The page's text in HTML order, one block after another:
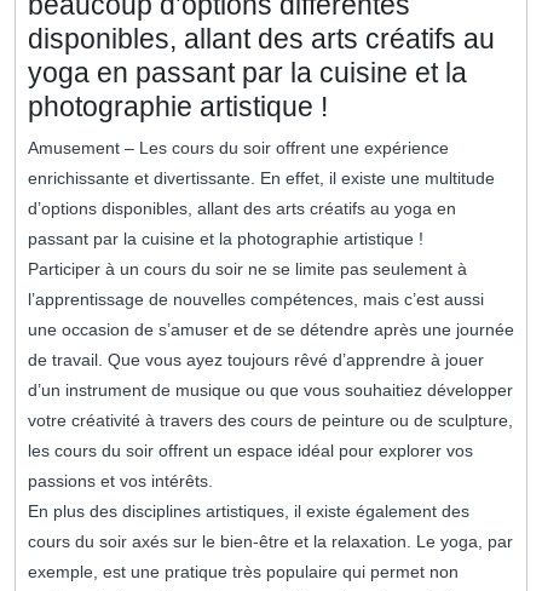
disponibles, allant des arts créatifs au
yoga en passant par la cuisine et la
photographie artistique !
Amusement – Les cours du soir offrent une expérience
enrichissante et divertissante. En effet, il existe une multitude
d’options disponibles, allant des arts créatifs au yoga en
passant par la cuisine et la photographie artistique !
Participer à un cours du soir ne se limite pas seulement à
l’apprentissage de nouvelles compétences, mais c’est aussi
une occasion de s’amuser et de se détendre après une journée
de travail. Que vous ayez toujours rêvé d’apprendre à jouer
d’un instrument de musique ou que vous souhaitiez développer
votre créativité à travers des cours de peinture ou de sculpture,
les cours du soir offrent un espace idéal pour explorer vos
passions et vos intérêts.
En plus des disciplines artistiques, il existe également des
cours du soir axés sur le bien-être et la relaxation. Le yoga, par
exemple, est une pratique très populaire qui permet non